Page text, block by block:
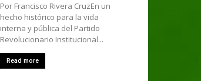
Por Francisco Rivera CruzEn un
hecho histórico para la vida
interna y pública del Partido
Revolucionario Institucional...
Read more